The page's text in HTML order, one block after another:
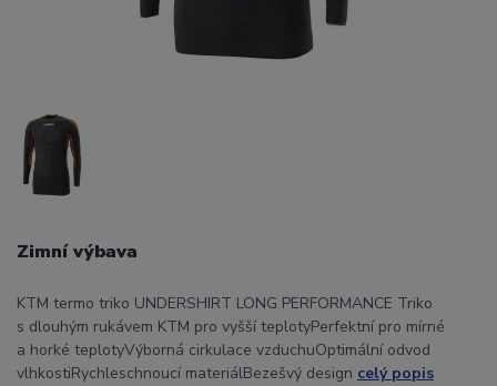
Zimní výbava
KTM termo triko UNDERSHIRT LONG PERFORMANCE Triko
s dlouhým rukávem KTM pro vyšší teplotyPerfektní pro mírné
a horké teplotyVýborná cirkulace vzduchuOptimální odvod
vlhkostiRychleschnoucí materiálBezešvý design celý popis